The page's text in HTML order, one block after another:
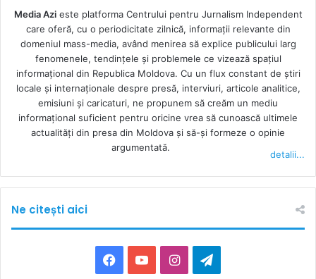
Media Azieste platforma Centrului pentru Jurnalism Independent
care oferă, cu o periodicitate zilnică, informații relevante din
domeniul mass-media, având menirea să explice publicului larg
fenomenele, tendințele și problemele ce vizează spațiul
informațional din Republica Moldova. Cu un flux constant de ştiri
locale şi internaţionale despre presă, interviuri, articole analitice,
emisiuni și caricaturi, ne propunem să creăm un mediu
informaţional suficient pentru oricine vrea să cunoască ultimele
actualităţi din presa din Moldova şi să-şi formeze o opinie
argumentată.
detalii...
Ne citești aici
I